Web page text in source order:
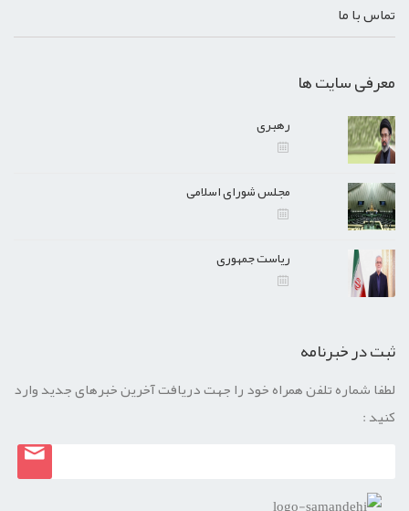
تماس با ما
معرفی سایت ها
رهبری
مجلس شورای اسلامی
ریاست جمهوری
ثبت در خبرنامه
لطفا شماره تلفن همراه خود را جهت دریافت آخرین خبرهای جدید وارد
کنید :